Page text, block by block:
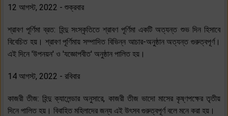
12 আগস্ট, 2022 - শুক্রবার
শ্রাবণ পূর্ণিমা ব্রত: হিন্দু সংস্কৃতিতে শ্রাবণ পূর্ণিমা একটি অত্যন্ত শুভ দিন হিসাবে
বিবেচিত হয়। শ্রাবণ পূর্ণিমায় সম্পাদিত বিভিন্ন আচার-অনুষ্ঠান অত্যন্ত গুরুত্বপূর্ণ।
এই দিনে 'উপনয়ন' ও 'যজ্ঞোপবীত' অনুষ্ঠান পালিত হয়।
14 আগস্ট, 2022 - রবিবার
কাজরী তীজ: হিন্দু ক্যালেন্ডার অনুসারে, কাজরী তীজ ভাদো মাসের কৃষ্ণপক্ষের তৃতীয়
দিনে পালিত হয়। বিবাহিত মহিলাদের জন্য এই উৎসব গুরুত্বপূর্ণ বলে মনে করা হয়।